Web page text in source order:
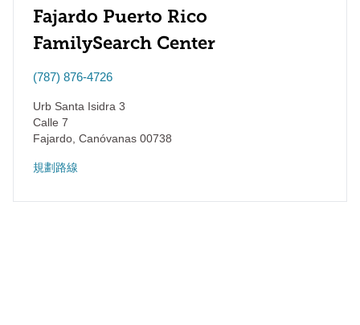
Fajardo Puerto Rico
FamilySearch Center
(787) 876-4726
Urb Santa Isidra 3
Calle 7
Fajardo Canóvanas 00738
規劃路線